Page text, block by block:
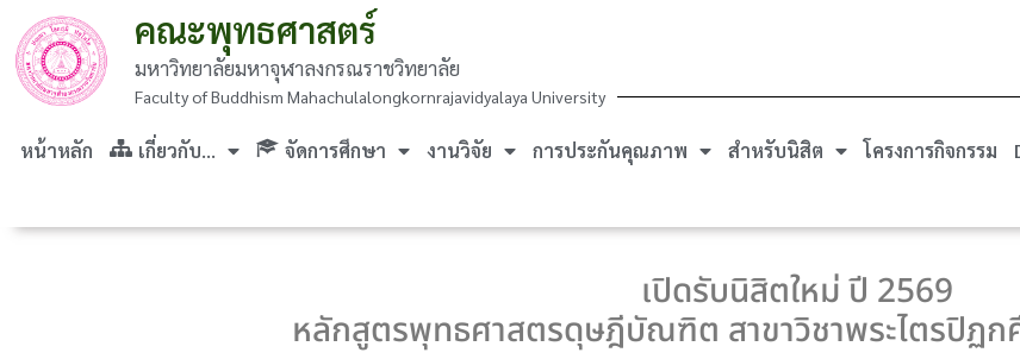
คณะพุทธศาสตร์
มหาวิทยาลัยมหาจุฬาลงกรณราชวิทยาลัย
Faculty of Buddhism Mahachulalongkornrajavidyalaya University
หน้าหลัก เกี่ยวกับ… จัดการศึกษา งานวิจัย การประกันคุณภาพ สำหรับนิสิต โครงการกิจกรรม
เปิดรับนิสิตใหม่ ปี 2569
หลักสูตรพุทธศาสตรดุษฎีบัณฑิต สาขาวิชาพระไตรปิฏ